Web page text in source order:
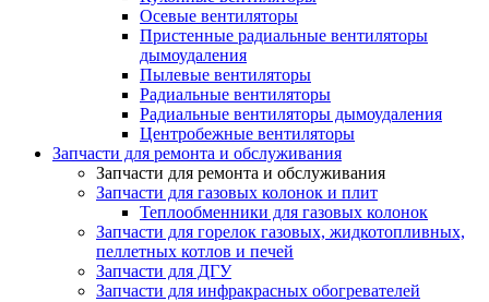
Осевые вентиляторы
Пристенные радиальные вентиляторы
дымоудаления
Пылевые вентиляторы
Радиальные вентиляторы
Радиальные вентиляторы дымоудаления
Центробежные вентиляторы
Запчасти для ремонта и обслуживания
Запчасти для ремонта и обслуживания
Запчасти для газовых колонок и плит
Теплообменники для газовых колонок
Запчасти для горелок газовых, жидкотопливных,
пеллетных котлов и печей
Запчасти для ДГУ
Запчасти для инфракрасных обогревателей